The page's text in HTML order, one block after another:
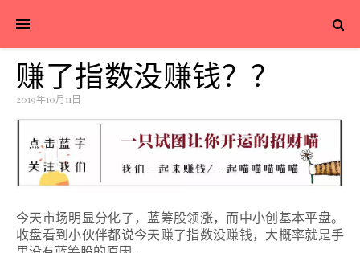
赚了指数没赚钱？？
2019年10月11日
今天市场明显分化了，蓝筹股领涨，而中小创基本平盘。
收盘看到小伙伴都说今天赚了指数没赚钱，大概率就是手